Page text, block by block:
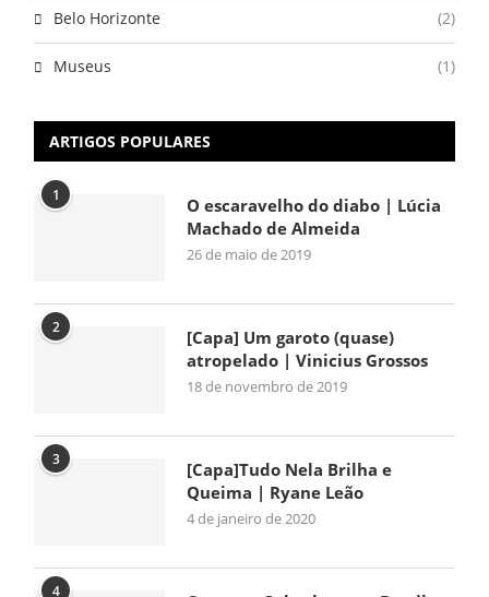
Belo Horizonte (2)
Museus (1)
ARTIGOS POPULARES
1
O escaravelho do diabo | Lúcia
Machado de Almeida
26 de maio de 2019
2
[Capa] Um garoto (quase)
atropelado | Vinicius Grossos
18 de novembro de 2019
3
[Capa]Tudo Nela Brilha e
Queima | Ryane Leão
4 de janeiro de 2020
4